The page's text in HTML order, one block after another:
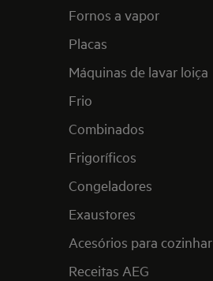
Fornos a vapor
Placas
Máquinas de lavar loiça
Frio
Combinados
Frigoríficos
Congeladores
Exaustores
Acesórios para cozinhar
Receitas AEG